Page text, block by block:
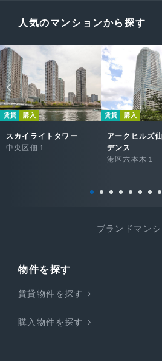
人気のマンションから探す
賃貸 購入
スカイライトタワー
中央区佃１
賃貸 購入
アークヒルズ
デンス
港区六本木１
ブランドマン
物件を探す
賃貸物件を探す
購入物件を探す